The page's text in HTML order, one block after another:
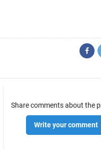
Share comments about the
Write your comment